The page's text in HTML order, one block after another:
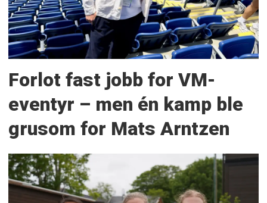
Forlot fast jobb for VM-
eventyr – men én kamp ble
grusom for Mats Arntzen